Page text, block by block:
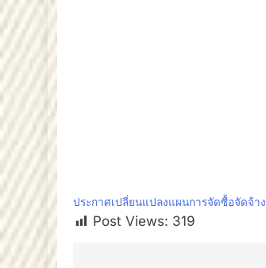
ประกาศเปลี่ยนแปลงแผนการจัดซื้อจัดจ้าง
Post Views: 319